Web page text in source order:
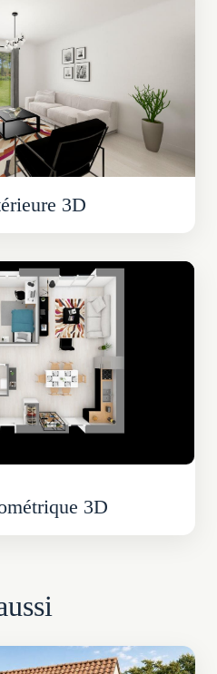
3D
3D